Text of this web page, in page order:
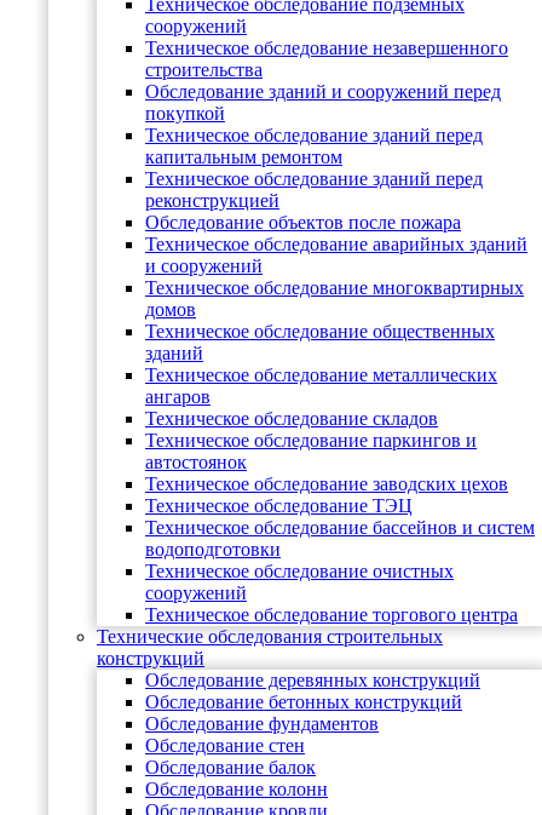
Техническое обследование подземных
сооружений
Техническое обследование незавершенного
строительства
Обследование зданий и сооружений перед
покупкой
Техническое обследование зданий перед
капитальным ремонтом
Техническое обследование зданий перед
реконструкцией
Обследование объектов после пожара
Техническое обследование аварийных зданий
и сооружений
Техническое обследование многоквартирных
домов
Техническое обследование общественных
зданий
Техническое обследование металлических
ангаров
Техническое обследование складов
Техническое обследование паркингов и
автостоянок
Техническое обследование заводских цехов
Техническое обследование ТЭЦ
Техническое обследование бассейнов и систем
водоподготовки
Техническое обследование очистных
сооружений
Техническое обследование торгового центра
Технические обследования строительных
конструкций
Обследование деревянных конструкций
Обследование бетонных конструкций
Обследование фундаментов
Обследование стен
Обследование балок
Обследование колонн
Обследование кровли